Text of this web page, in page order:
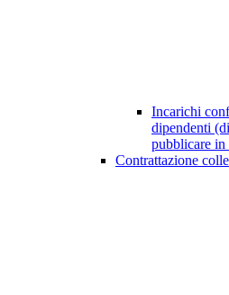
Incarichi
dipendenti
pubblicare in
Contrattazione